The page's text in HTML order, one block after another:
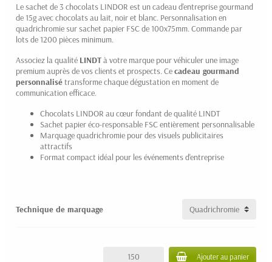
Le sachet de 3 chocolats LINDOR est un cadeau d'entreprise gourmand
de 15g avec chocolats au lait, noir et blanc. Personnalisation en
quadrichromie sur sachet papier FSC de 100x75mm. Commande par
lots de 1200 pièces minimum.
Associez la qualité LINDTà votre marque pour véhiculer une image
premium auprès de vos clients et prospects. Cecadeau gourmand
personnalisétransforme chaque dégustation en moment de
communication efficace.
Chocolats LINDOR au cœur fondant de qualité LINDT
Sachet papier éco-responsable FSC entièrement personnalisable
Marquage quadrichromie pour des visuels publicitaires
attractifs
Format compact idéal pour les événements d'entreprise
Technique de marquage
Ajouter au panier